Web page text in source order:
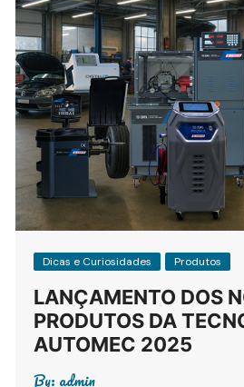
Dicas e Curiosidades Produtos
LANÇAMENTO DOS
PRODUTOS DA
AUTOMEC 2025
By: admin